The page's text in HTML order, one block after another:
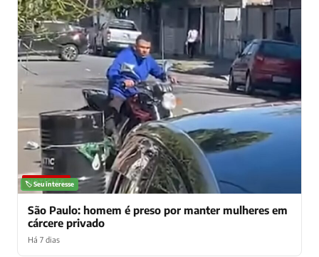
NOTÍCIAS
🏷️ Seu interesse
São Paulo: homem é preso por manter mulheres em
cárcere privado
Há 7 dias